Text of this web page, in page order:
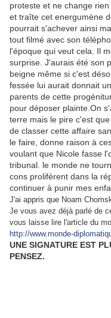
proteste et ne change
et traîte cet energumène
pourrait s'achever ainsi
tout filmé avec son
l'époque qui veut cela. Il
surprise. J'aurais été son
beigne même si c'est
fessée lui aurait donnait
parents de cette
pour déposer plainte.On
terre mais le pire c'est
de classer cette affaire
le faire, donne raison à
voulant que Nicole fasse
tribunal. le monde ne
cons prolifèrent dans la
continuer à punir mes
J'ai appris que Noam
Je vous avez déjà parlé de
vous laisse lire l'article du
http://www.monde-
UNE SIGNATURE EST
PENSEZ.